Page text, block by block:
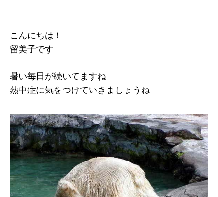
こんにちは！
留美子です
暑い毎日が続いてますね
熱中症に気をつけていきましょうね